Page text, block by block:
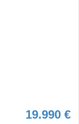
19.990 €